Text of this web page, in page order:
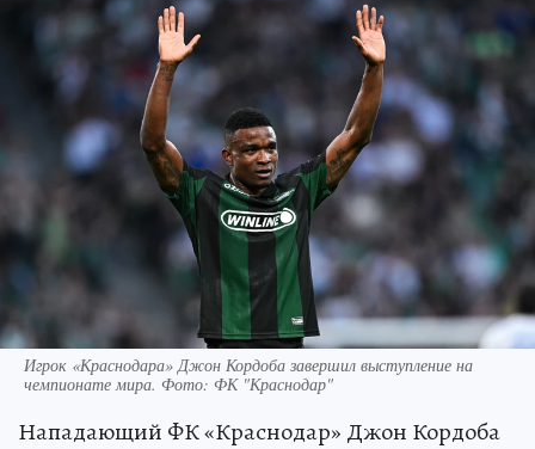
Игрок «Краснодара» Джон Кордоба завершил выступление на
чемпионате мира. Фото: ФК "Краснодар"
Нападающий ФК «Краснодар» Джон Кордоба